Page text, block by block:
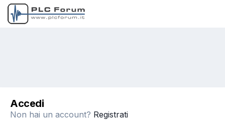
Accedi
Non hai un account? Registrati